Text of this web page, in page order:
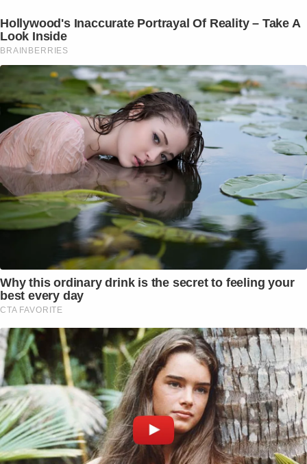
Hollywood's Inaccurate Portrayal Of Reality – Take A
Look Inside
BRAINBERRIES
Why this ordinary drink is the secret to feeling your
best every day
CTA FAVORITE